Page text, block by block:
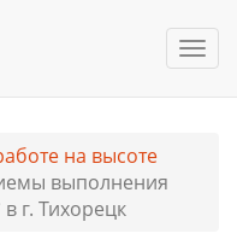
на высоте
выполнения
г. Тихорецк